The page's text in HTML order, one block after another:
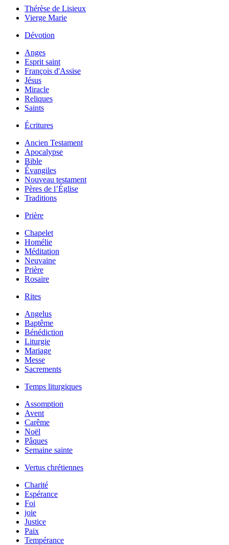
Thérèse de Lisieux
Vierge Marie
Dévotion
Anges
Esprit saint
François d'Assise
Jésus
Miracle
Reliques
Saints
Écritures
Ancien Testament
Apocalypse
Bible
Évangiles
Nouveau testament
Pères de l’Église
Traditions
Prière
Chapelet
Homélie
Méditation
Neuvaine
Prière
Rosaire
Rites
Angelus
Baptême
Bénédiction
Liturgie
Mariage
Messe
Sacrements
Temps liturgiques
Assomption
Avent
Carême
Noël
Pâques
Semaine sainte
Vertus chrétiennes
Charité
Espérance
Foi
joie
Justice
Paix
Tempérance